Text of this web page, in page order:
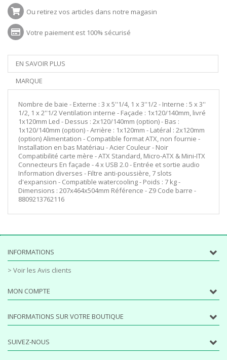
Ou retirez vos articles dans notre magasin
Votre paiement est 100% sécurisé
EN SAVOIR PLUS
MARQUE
Nombre de baie - Externe : 3 x 5''1/4, 1 x 3''1/2 - Interne : 5 x 3''
1/2, 1 x 2''1/2 Ventilation interne - Façade : 1x120/140mm, livré
1x120mm Led - Dessus : 2x120/140mm (option) - Bas :
1x120/140mm (option) - Arrière : 1x120mm - Latéral : 2x120mm
(option) Alimentation - Compatible format ATX, non fournie -
Installation en bas Matériau - Acier Couleur - Noir
Compatibilité carte mère - ATX Standard, Micro-ATX & Mini-ITX
Connecteurs En façade - 4 x USB 2.0 - Entrée et sortie audio
Information diverses - Filtre anti-poussière, 7 slots
d'expansion - Compatible watercooling - Poids : 7 kg -
Dimensions : 207x464x504mm Référence - Z9 Code barre -
8809213762116
INFORMATIONS
> Voir les Avis clients
MON COMPTE
INFORMATIONS SUR VOTRE BOUTIQUE
SUIVEZ-NOUS